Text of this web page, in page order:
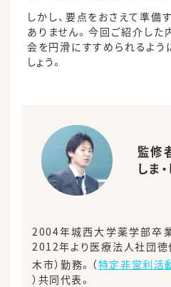
しかし、要点をおさえて準備
ありません。今回ご紹介した
会を円滑にすすめられるよう
しょう。
監修
しま
2004年城西大学薬学部卒
2012年より医療法人社団徳
木市）勤務。（特定非営利活
）共同代表。